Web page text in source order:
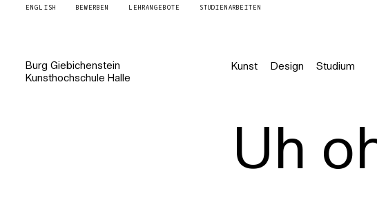
ENGLISH BEWERBEN LEHRANGEBOTE STUDIENARBEITEN
Burg Giebichenstein
Kunsthochschule Halle
Kunst Design Studium
Uh